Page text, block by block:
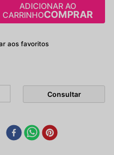
ADICIONAR AO
CARRINHO